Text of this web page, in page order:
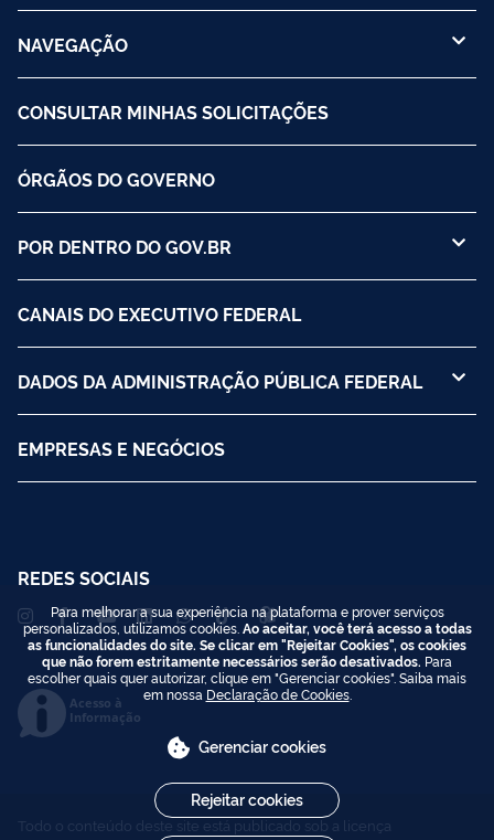
NAVEGAÇÃO
CONSULTAR MINHAS SOLICITAÇÕES
ÓRGÃOS DO GOVERNO
POR DENTRO DO GOV.BR
CANAIS DO EXECUTIVO FEDERAL
DADOS DA ADMINISTRAÇÃO PÚBLICA FEDERAL
EMPRESAS E NEGÓCIOS
REDES SOCIAIS
Acesso à
Informação
Todo o conteúdo deste site está publicado sob a licença
Para melhorar a sua experiência na plataforma e prover serviços
personalizados, utilizamos cookies. Ao aceitar, você terá acesso a todas
as funcionalidades do site. Se clicar em "Rejeitar Cookies", os cookies
que não forem estritamente necessários serão desativados. Para
escolher quais quer autorizar, clique em "Gerenciar cookies". Saiba mais
em nossa Declaração de Cookies.
Gerenciar cookies
Rejeitar cookies